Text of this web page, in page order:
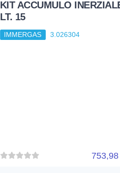
KIT ACCUMULO
LT. 15
IMMERGAS 3.026304